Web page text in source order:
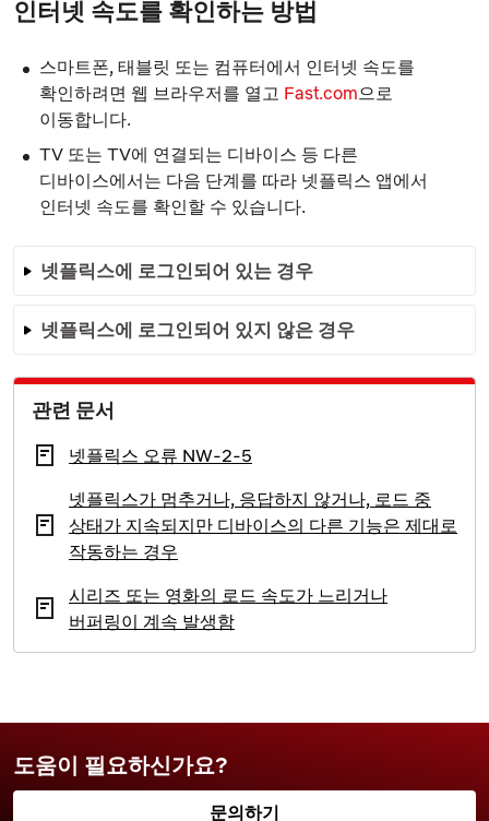
인터넷 속도를 확인하는 방법
스마트폰, 태블릿 또는 컴퓨터에서 인터넷 속도를
확인하려면 웹 브라우저를 열고 Fast.com으로
이동합니다.
TV 또는 TV에 연결되는 디바이스 등 다른
디바이스에서는 다음 단계를 따라 넷플릭스 앱에서
인터넷 속도를 확인할 수 있습니다.
넷플릭스에 로그인되어 있는 경우
넷플릭스에 로그인되어 있지 않은 경우
관련 문서
넷플릭스 오류 NW-2-5
넷플릭스가 멈추거나, 응답하지 않거나, 로드 중
상태가 지속되지만 디바이스의 다른 기능은 제대로
작동하는 경우
시리즈 또는 영화의 로드 속도가 느리거나
버퍼링이 계속 발생함
도움이 필요하신가요?
문의하기